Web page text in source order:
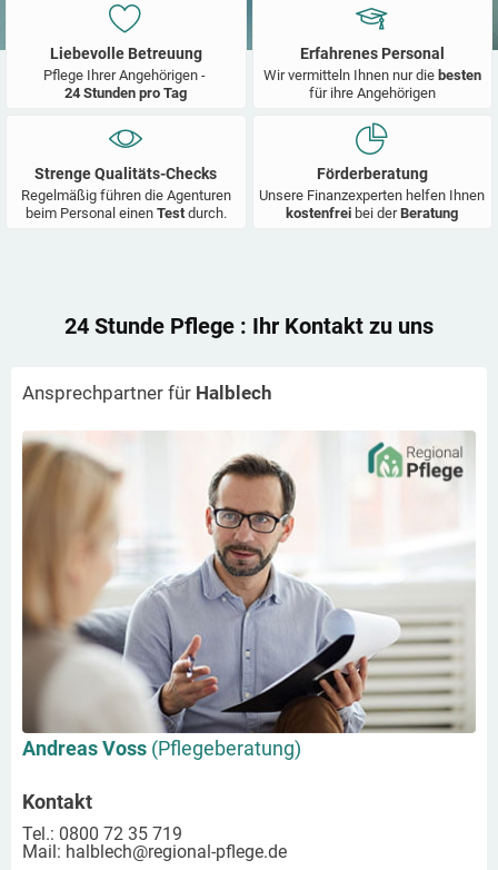
Liebevolle Betreuung
Pflege Ihrer Angehörigen -
24 Stunden pro Tag
Erfahrenes Personal
Wir vermitteln Ihnen nur die besten
für ihre Angehörigen
Strenge Qualitäts-Checks
Regelmäßig führen die Agenturen
beim Personal einen Test durch.
Förderberatung
Unsere Finanzexperten helfen Ihnen
kostenfrei bei derBeratung
24 Stunde Pflege : Ihr Kontakt zu uns
Ansprechpartner für Halblech
Andreas Voss (Pflegeberatung)
Kontakt
Tel.: 0800 72 35 719
Mail: halblech@regional-pflege.de